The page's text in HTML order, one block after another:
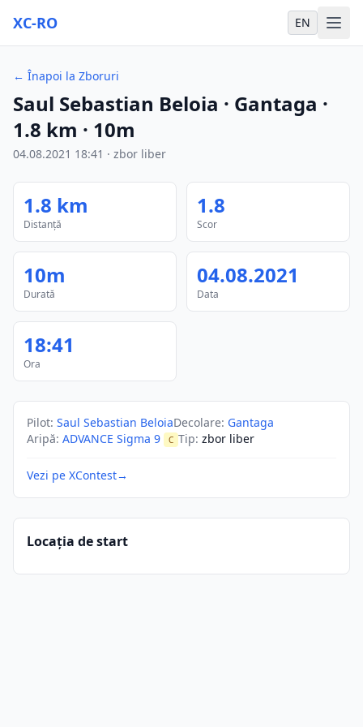
XC-RO EN
← Înapoi la Zboruri
Saul Sebastian Beloia · Gantaga ·
1.8 km · 10m
04.08.2021 18:41 · zbor liber
1.8 km
Distanță
1.8
Scor
10m
Durată
04.08.2021
Data
18:41
Ora
Pilot: Saul Sebastian BeloiaDecolare: Gantaga
Aripă: ADVANCE Sigma 9 C Tip: zbor liber
Vezi pe XContest→
Locația de start